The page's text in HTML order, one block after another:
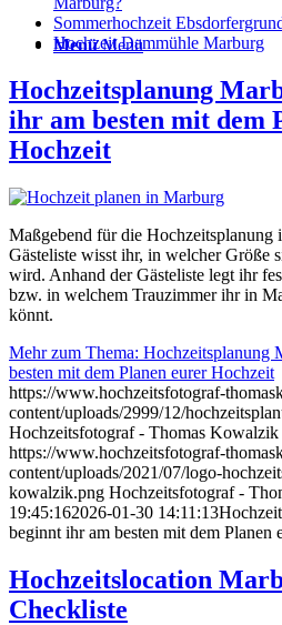
Menü Menü
Sommerhochzeit
Hochzeit Dammühle Marburg
Hochzeitsplanung
ihr am besten mit dem
Hochzeit
Maßgebend für die Hochzeitsplanung
Gästeliste wisst ihr, in welcher Größe
wird. Anhand der Gästeliste legt ihr
bzw. in welchem Trauzimmer ihr in
könnt.
Mehr zum Thema: Hochzeitsplanung
besten mit dem Planen eurer Hochzeit
https://www.hochzeitsfotograf-
content/uploads/2999/12/
Hochzeitsfotograf - Thomas Kowalzik
https://www.hochzeitsfotograf-
content/uploads/2021/07/logo-
kowalzik.png Hochzeitsfotograf -
19:45:162026-01-30 14:11:13
beginnt ihr am besten mit dem Planen
Hochzeitslocation
Checkliste